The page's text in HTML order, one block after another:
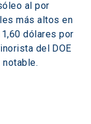
al por
más altos en
dólares por
del DOE